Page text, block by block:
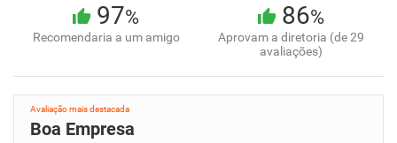
97%
Recomendaria a um amigo
86%
Aprovam a diretoria (de 29
avaliações)
Avaliação mais destacada
Boa Empresa